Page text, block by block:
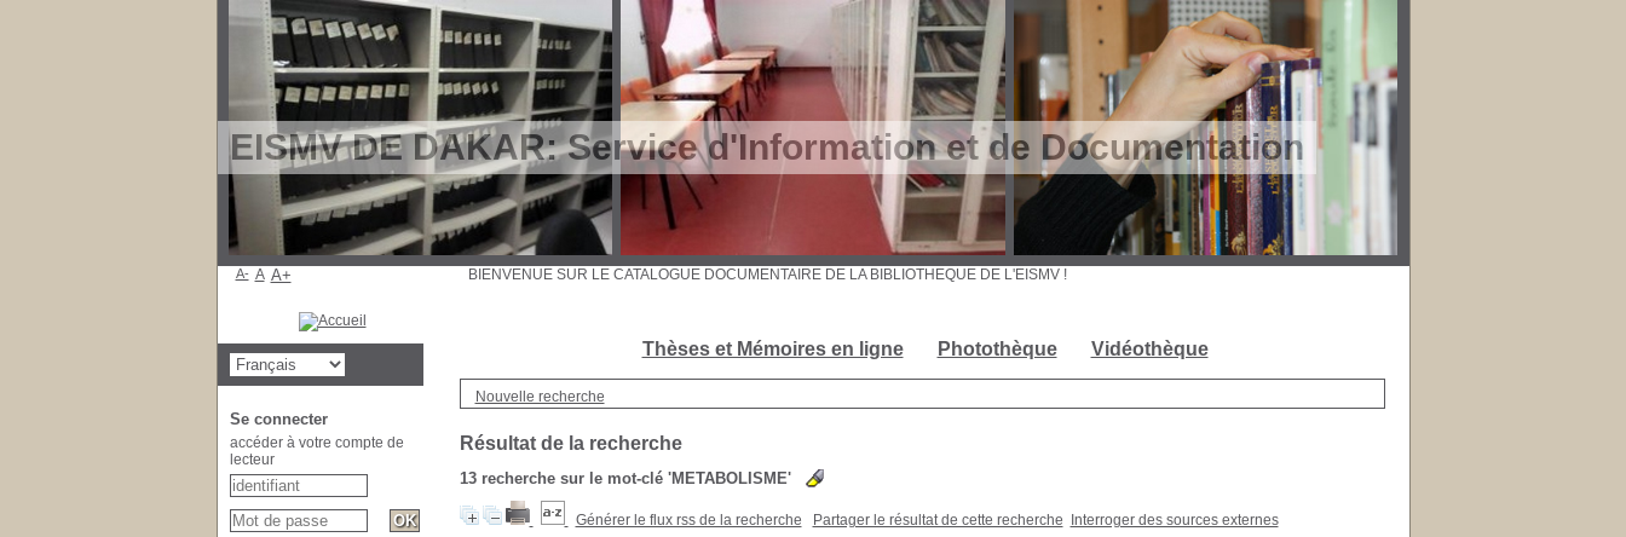
EISMV DE DAKAR: Service d'Information et de Documentation
Thèses et Mémoires en ligne Photothèque Vidéothèque
Nouvelle recherche
Résultat de la recherche
13recherche sur le mot-clé 'METABOLISME'
Générer le flux rss de la recherche Partager le résultat de cette recherche Interroger des sources externes
BIENVENUE SUR LE CATALOGUE DOCUMENTAIRE DE LA BIBLIOTHEQUE DE L'EISMV !
A- A A+
Se connecter
accéder à votre compte de
lecteur